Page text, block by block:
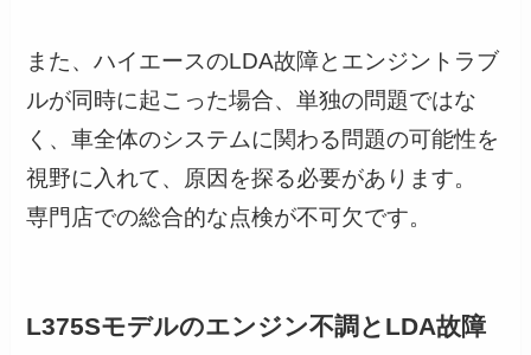
また、ハイエースのLDA故障とエンジントラブ
ルが同時に起こった場合、単独の問題ではな
く、車全体のシステムに関わる問題の可能性を
視野に入れて、原因を探る必要があります。
専門店での総合的な点検が不可欠です。
L375Sモデルのエンジン不調とLDA故障